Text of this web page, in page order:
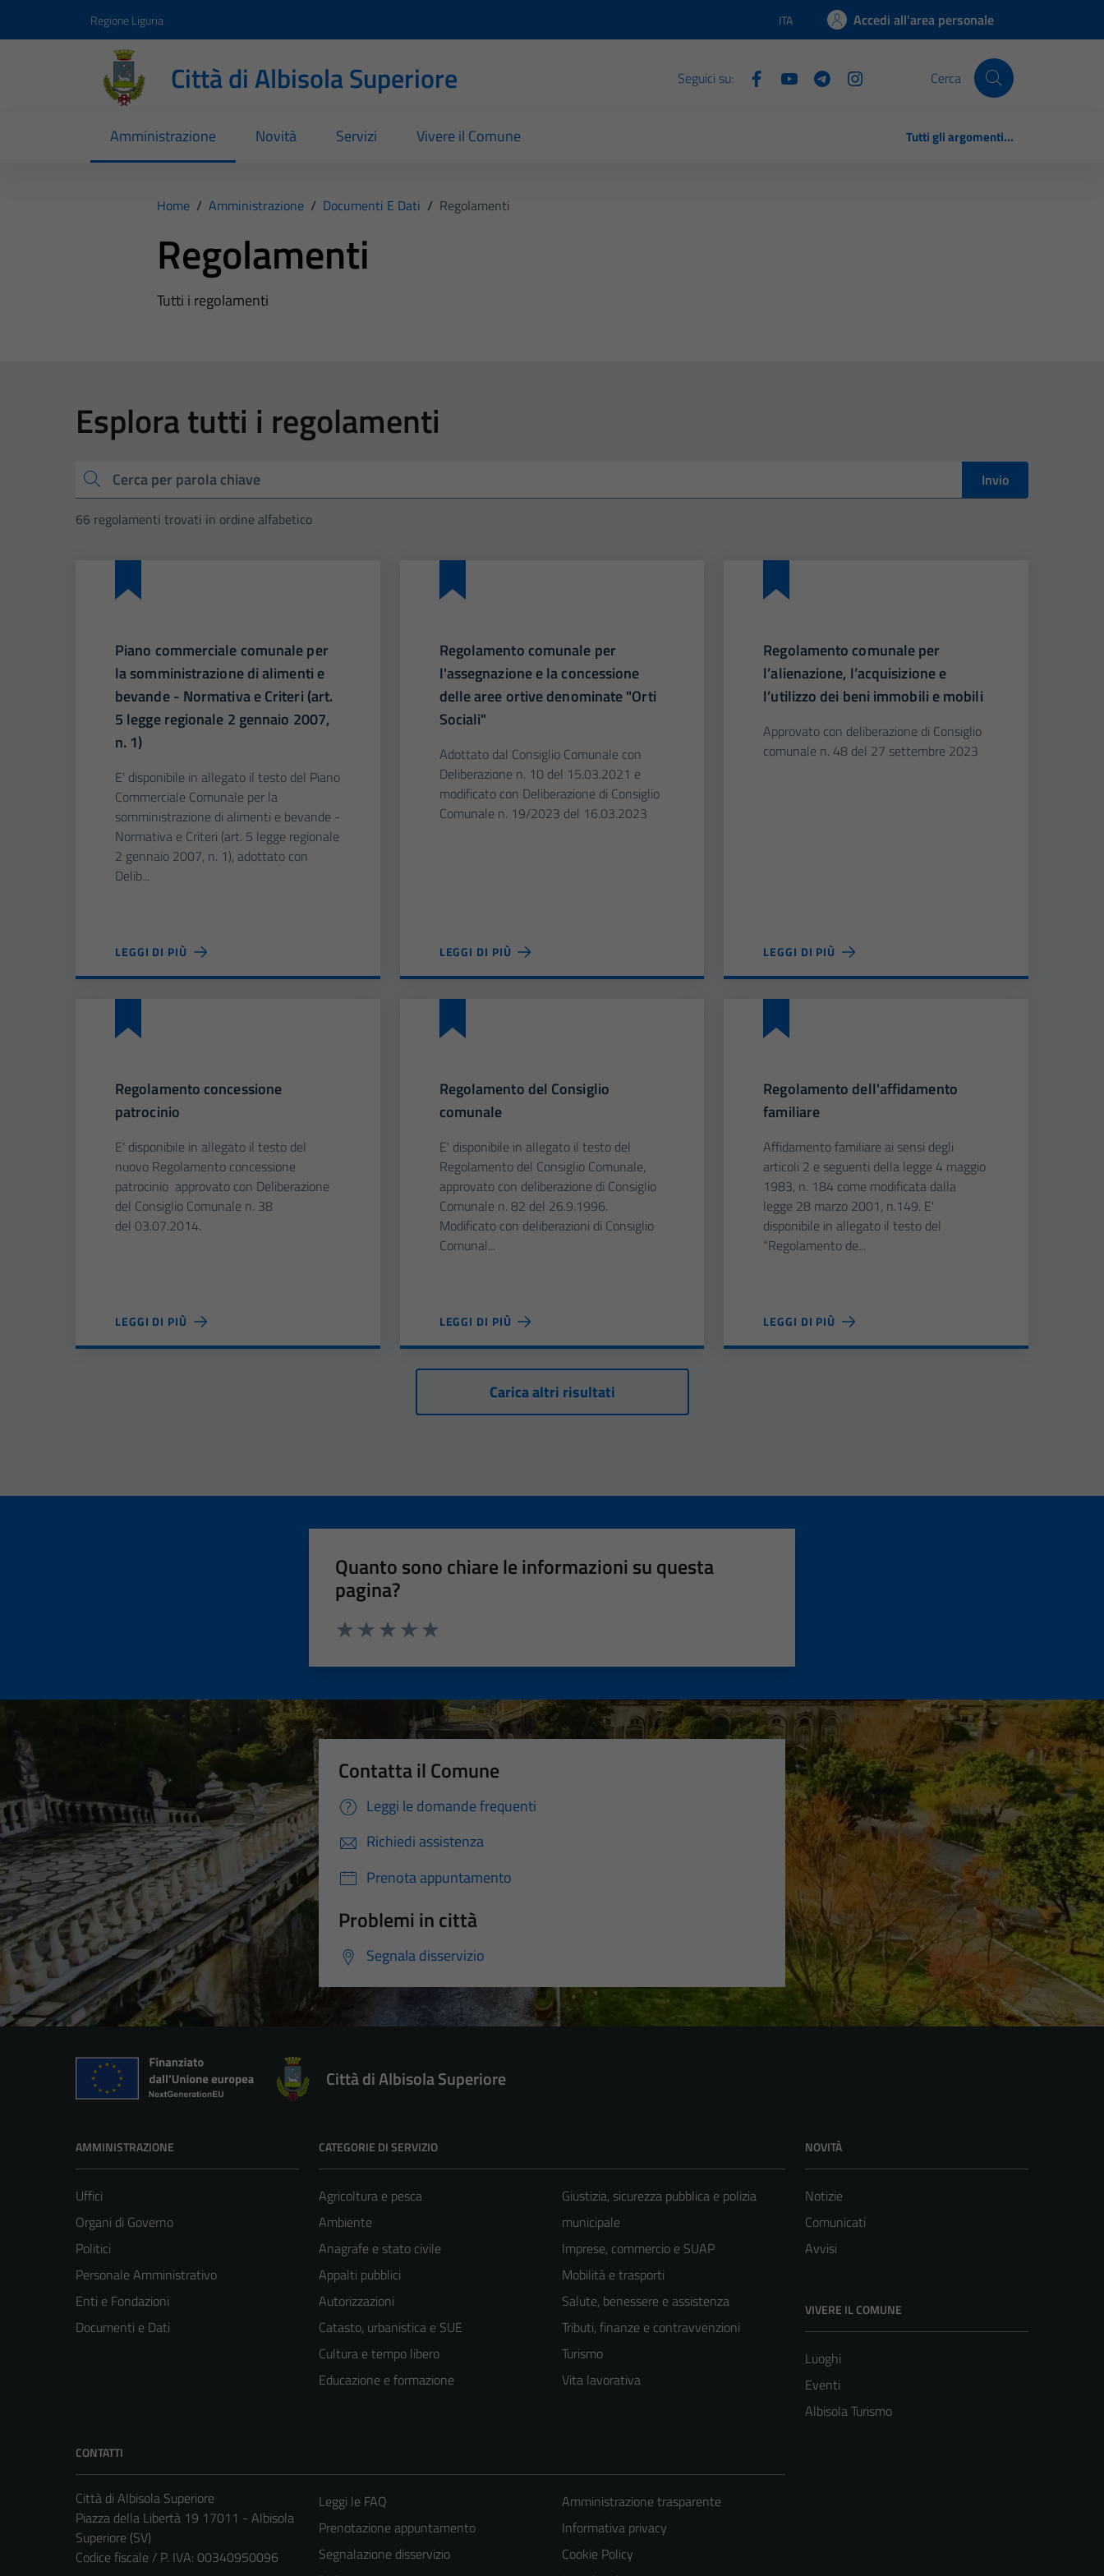
Regione Liguria Lingua attiva:
ITA Accedi all'area personale
Città di Albisola Superiore Seguici su: Cerca
Amministrazione Novità Servizi Vivere il Comune Tutti gli argomenti...
Home / Amministrazione / Documenti E Dati / Regolamenti
Regolamenti
Tutti i regolamenti
Esplora tutti i regolamenti
Cerca
Invio
66 regolamenti trovati in ordine alfabetico
Piano commerciale comunale per
la somministrazione di alimenti e
bevande - Normativa e Criteri (art.
5 legge regionale 2 gennaio 2007,
n. 1)
E' disponibile in allegato il testo del Piano
Commerciale Comunale per la
somministrazione di alimenti e bevande -
Normativa e Criteri (art. 5 legge regionale
2 gennaio 2007, n. 1), adottato con
Delib...
LEGGI DI PIÙ
Regolamento comunale per
l'assegnazione e la concessione
delle aree ortive denominate "Orti
Sociali"
Adottato dal Consiglio Comunale con
Deliberazione n. 10 del 15.03.2021 e
modificato con Deliberazione di Consiglio
Comunale n. 19/2023 del 16.03.2023
LEGGI DI PIÙ
Regolamento comunale per
l’alienazione, l’acquisizione e
l’utilizzo dei beni immobili e mobili
Approvato con deliberazione di Consiglio
comunale n. 48 del 27 settembre 2023
LEGGI DI PIÙ
Regolamento concessione
patrocinio
E' disponibile in allegato il testo del
nuovo Regolamento concessione
patrocinio approvato con Deliberazione
del Consiglio Comunale n. 38
del 03.07.2014.
LEGGI DI PIÙ
Regolamento del Consiglio
comunale
E' disponibile in allegato il testo del
Regolamento del Consiglio Comunale,
approvato con deliberazione di Consiglio
Comunale n. 82 del 26.9.1996.
Modificato con deliberazioni di Consiglio
Comunal...
LEGGI DI PIÙ
Regolamento dell'affidamento
familiare
Affidamento familiare ai sensi degli
articoli 2 e seguenti della legge 4 maggio
1983, n. 184 come modificata dalla
legge 28 marzo 2001, n.149. E'
disponibile in allegato il testo del
“Regolamento de...
LEGGI DI PIÙ
Carica altri risultati
Quanto sono chiare le informazioni su questa
pagina?
Contatta il Comune
Leggi le domande frequenti
Richiedi assistenza
Prenota appuntamento
Problemi in città
Segnala disservizio
Città di Albisola Superiore
AMMINISTRAZIONE
Uffici
Organi di Governo
Politici
Personale Amministrativo
Enti e Fondazioni
Documenti e Dati
CATEGORIE DI SERVIZIO
Agricoltura e pesca
Ambiente
Anagrafe e stato civile
Appalti pubblici
Autorizzazioni
Catasto, urbanistica e SUE
Cultura e tempo libero
Educazione e formazione
Giustizia, sicurezza pubblica e polizia
municipale
Imprese, commercio e SUAP
Mobilità e trasporti
Salute, benessere e assistenza
Tributi, finanze e contravvenzioni
Turismo
Vita lavorativa
NOVITÀ
Notizie
Comunicati
Avvisi
VIVERE IL COMUNE
Luoghi
Eventi
Albisola Turismo
CONTATTI
Città di Albisola Superiore
Piazza della Libertà 19 17011 - Albisola
Superiore (SV)
Codice fiscale / P. IVA: 00340950096
Leggi le FAQ
Prenotazione appuntamento
Segnalazione disservizio
Amministrazione trasparente
Informativa privacy
Cookie Policy